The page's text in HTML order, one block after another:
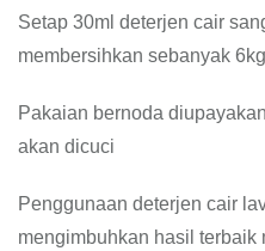
Setap 30ml deterjen cair
membersihkan sebanyak
Pakaian bernoda
akan dicuci
Penggunaan deterjen cair
mengimbuhkan hasil terbaik